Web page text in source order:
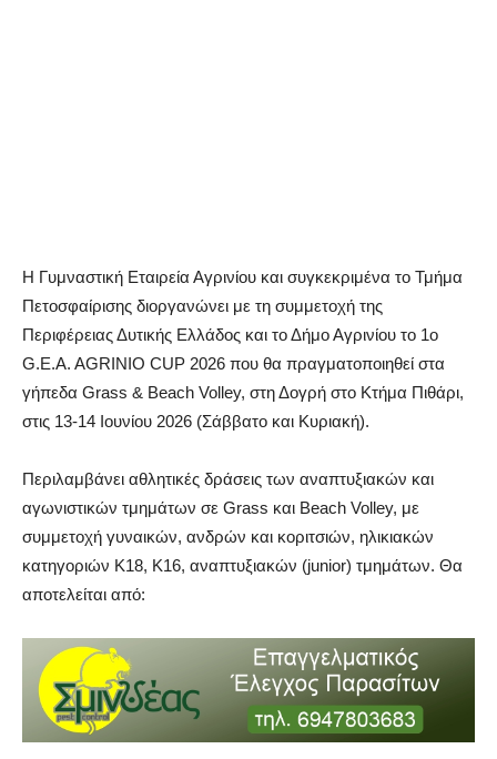
Η Γυμναστική Εταιρεία Αγρινίου και συγκεκριμένα το Τμήμα
Πετοσφαίρισης διοργανώνει με τη συμμετοχή της
Περιφέρειας Δυτικής Ελλάδος και το Δήμο Αγρινίου το 1ο
G.E.A. AGRINIO CUP 2026 που θα πραγματοποιηθεί στα
γήπεδα Grass & Beach Volley, στη Δογρή στο Κτήμα Πιθάρι,
στις 13-14 Ιουνίου 2026 (Σάββατο και Κυριακή).
Περιλαμβάνει αθλητικές δράσεις των αναπτυξιακών και
αγωνιστικών τμημάτων σε Grass και Beach Volley, με
συμμετοχή γυναικών, ανδρών και κοριτσιών, ηλικιακών
κατηγοριών Κ18, Κ16, αναπτυξιακών (junior) τμημάτων. Θα
αποτελείται από: